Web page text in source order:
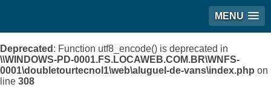
MENU
Deprecated : Function utf8_encode() is deprecated in
\\WINDOWS-PD-0001.FS.LOCAWEB.COM.BR\WNFS-
0001\doubletourtecnol1\web\aluguel-de-vans\index.php on
line 308